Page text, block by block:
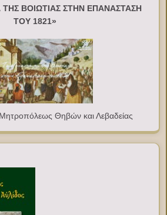
ΒΟΙΩΤΙΑΣ ΣΤΗΝ ΕΠΑΝΑΣΤΑΣΗ
ΤΟΥ 1821»
Μητροπόλεως Θηβών και Λεβαδείας